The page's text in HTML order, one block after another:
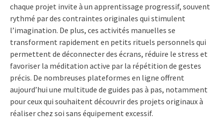
chaque projet invite à un apprentissage progressif, souvent
rythmé par des contraintes originales qui stimulent
l’imagination. De plus, ces activités manuelles se
transforment rapidement en petits rituels personnels qui
permettent de déconnecter des écrans, réduire le stress et
favoriser la méditation active par la répétition de gestes
précis. De nombreuses plateformes en ligne offrent
aujourd’hui une multitude de guides pas à pas, notamment
pour ceux qui souhaitent découvrir des projets originaux à
réaliser chez soi sans équipement excessif.